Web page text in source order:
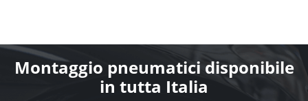
Montaggio pneumatici disponibile
in tutta Italia